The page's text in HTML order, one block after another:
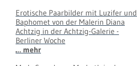
Erotische Paarbilder mit Luzifer und
Baphomet von der Malerin Diana
Achtzig in der Achtzig-Galerie -
Berliner Woche
… mehr